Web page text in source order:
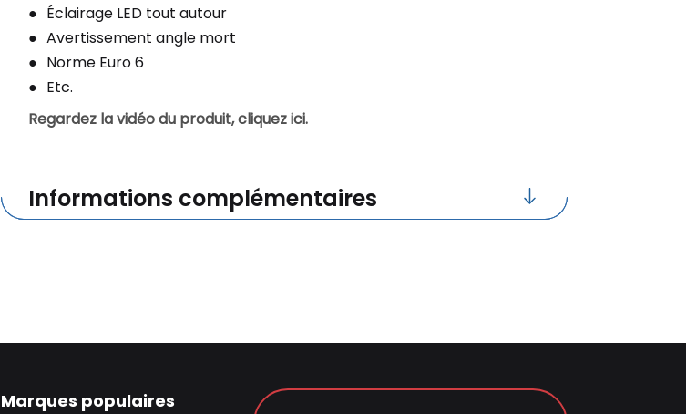
Éclairage LED tout autour
Avertissement angle mort
Norme Euro 6
Etc.
Regardez la vidéo du produit, cliquez ici.
Informations complémentaires
Marques populaires